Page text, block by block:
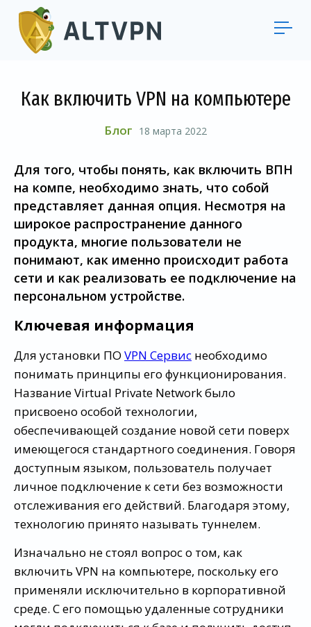
Как включить VPN на компьютере
Блог 18 марта 2022
Для того, чтобы понять, как включить ВПН
на компе, необходимо знать, что собой
представляет данная опция. Несмотря на
широкое распространение данного
продукта, многие пользователи не
понимают, как именно происходит работа
сети и как реализовать ее подключение на
персональном устройстве.
Ключевая информация
Для установки ПО VPN Сервис необходимо
понимать принципы его функционирования.
Название Virtual Private Network было
присвоено особой технологии,
обеспечивающей создание новой сети поверх
имеющегося стандартного соединения. Говоря
доступным языком, пользователь получает
личное подключение к сети без возможности
отслеживания его действий. Благодаря этому,
технологию принято называть туннелем.
Изначально не стоял вопрос о том, как
включить VPN на компьютере, поскольку его
применяли исключительно в корпоративной
среде. С его помощью удаленные сотрудники